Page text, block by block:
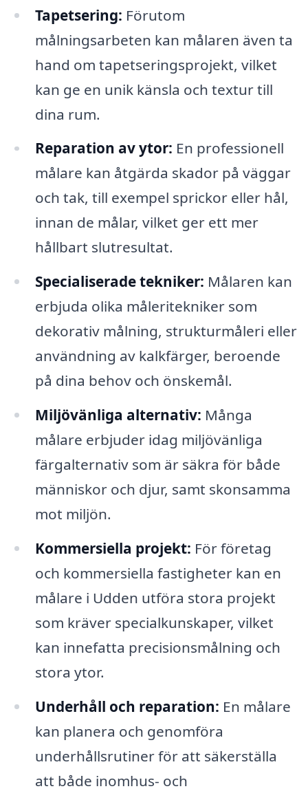
Tapetsering: Förutom
målningsarbeten kan målaren även ta
hand om tapetseringsprojekt, vilket
kan ge en unik känsla och textur till
dina rum.
Reparation av ytor: En professionell
målare kan åtgärda skador på väggar
och tak, till exempel sprickor eller hål,
innan de målar, vilket ger ett mer
hållbart slutresultat.
Specialiserade tekniker: Målaren kan
erbjuda olika måleritekniker som
dekorativ målning, strukturmåleri eller
användning av kalkfärger, beroende
på dina behov och önskemål.
Miljövänliga alternativ: Många
målare erbjuder idag miljövänliga
färgalternativ som är säkra för både
människor och djur, samt skonsamma
mot miljön.
Kommersiella projekt: För företag
och kommersiella fastigheter kan en
målare i Udden utföra stora projekt
som kräver specialkunskaper, vilket
kan innefatta precisionsmålning och
stora ytor.
Underhåll och reparation: En målare
kan planera och genomföra
underhållsrutiner för att säkerställa
att både inomhus- och